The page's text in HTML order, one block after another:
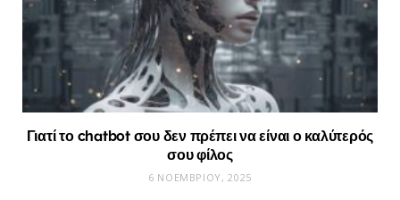
Γιατί το chatbot σου δεν πρέπει να είναι ο καλύτερός
σου φίλος
6 ΝΟΕΜΒΡΊΟΥ, 2025